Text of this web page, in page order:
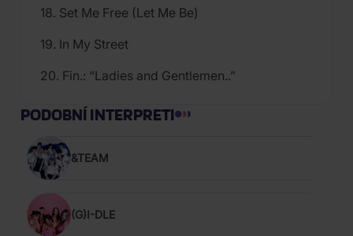
18. Set Me Free (Let Me Be)
19. In My Street
20. Fin.: “Ladies and Gentlemen..”
PODOBNÍ INTERPRETI
&TEAM
(G)I-DLE